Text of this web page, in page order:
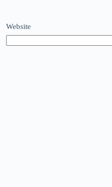
Website